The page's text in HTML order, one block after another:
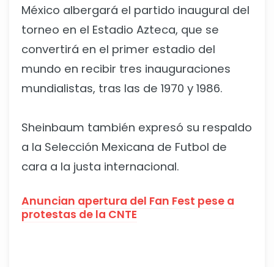
México albergará el partido inaugural del
torneo en el Estadio Azteca, que se
convertirá en el primer estadio del
mundo en recibir tres inauguraciones
mundialistas, tras las de 1970 y 1986.
Sheinbaum también expresó su respaldo
a la Selección Mexicana de Futbol de
cara a la justa internacional.
Anuncian apertura del Fan Fest pese a
protestas de la CNTE